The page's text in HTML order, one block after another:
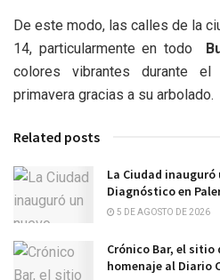
De este modo, las calles de la
14, particularmente en todo
colores vibrantes durante
primavera gracias a su arbolado.
Related posts
La Ciudad inauguró
Diagnóstico en
5 DE AGOSTO DE 2026
Crónico Bar, el
homenaje al Diario